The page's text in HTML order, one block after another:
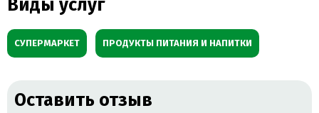
СУПЕРМАРКЕТ ПРОДУКТЫ ПИТАНИЯ И НАПИТКИ
Оставить отзыв